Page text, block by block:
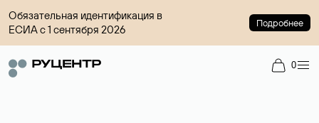
Обязательная идентификация в
ЕСИА с 1 сентября 2026
Подробнее
0